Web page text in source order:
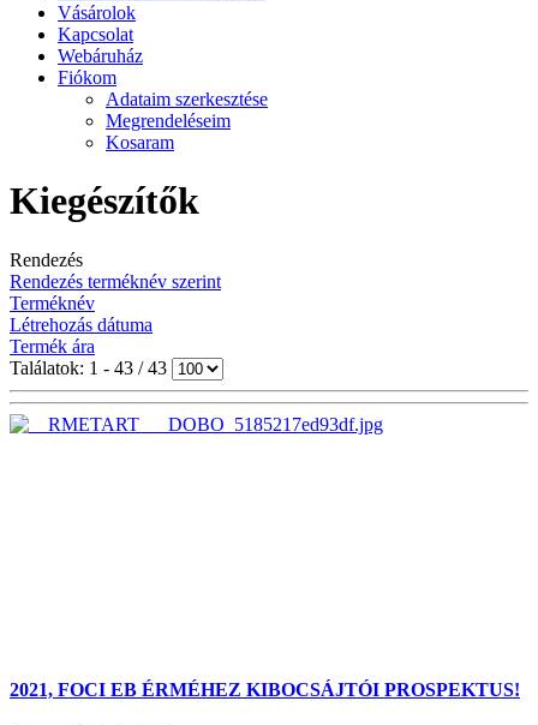
Vásárolok
Kapcsolat
Webáruház
Fiókom
Adataim szerkesztése
Megrendeléseim
Kosaram
Kiegészítők
Rendezés
Rendezés terméknév szerint
Terméknév
Létrehozás dátuma
Termék ára
Találatok: 1 - 43 / 43
2021, FOCI EB ÉRMÉHEZ KIBOCSÁJTÓI PROSPEKTUS!